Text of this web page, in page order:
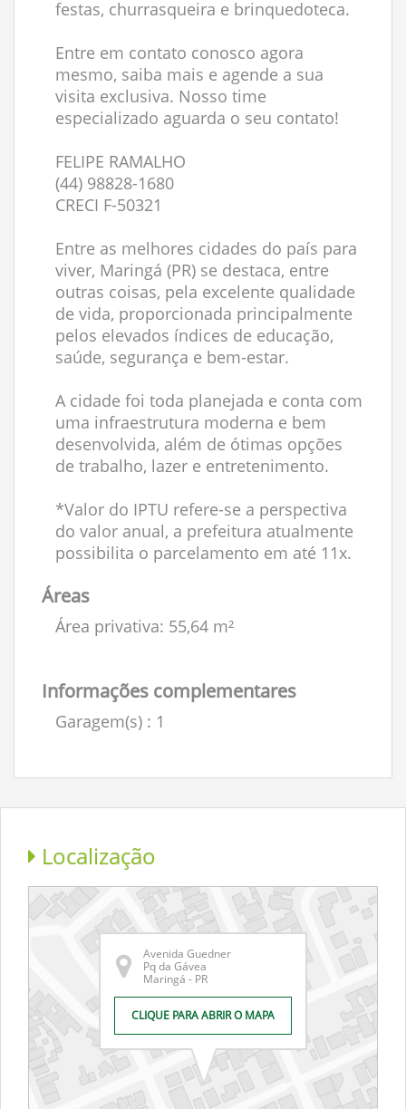
festas, churrasqueira e brinquedoteca.
Entre em contato conosco agora
mesmo, saiba mais e agende a sua
visita exclusiva. Nosso time
especializado aguarda o seu contato!
FELIPE RAMALHO
(44) 98828-1680
CRECI F-50321
Entre as melhores cidades do país para
viver, Maringá (PR) se destaca, entre
outras coisas, pela excelente qualidade
de vida, proporcionada principalmente
pelos elevados índices de educação,
saúde, segurança e bem-estar.
A cidade foi toda planejada e conta com
uma infraestrutura moderna e bem
desenvolvida, além de ótimas opções
de trabalho, lazer e entretenimento.
*Valor do IPTU refere-se a perspectiva
do valor anual, a prefeitura atualmente
possibilita o parcelamento em até 11x.
Áreas
Área privativa: 55,64 m²
Informações complementares
Garagem(s) : 1
Localização
Avenida Guedner
Pq da Gávea
Maringá - PR
CLIQUE PARA ABRIR O MAPA